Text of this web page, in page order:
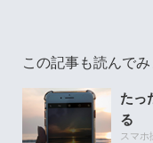
この記事も読んでみ
たっ
る
スマホ